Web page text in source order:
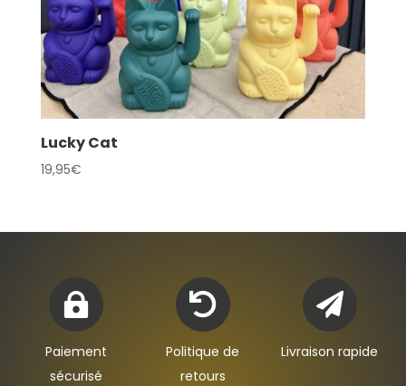
Lucky Cat
19,95€

Paiement
sécurisé

Politique de
retours

Livraison rapide